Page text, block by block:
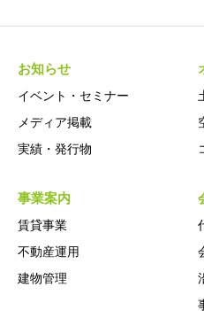
お知らせ
イベント・セミナー
メディア掲載
実績・発行物
事業案内
賃貸事業
不動産運用
建物管理